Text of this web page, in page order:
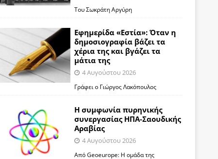
Του Σωκράτη Αργύρη
Εφημερίδα «Εστία»: Όταν η
δημοσιογραφία βάζει τα
χέρια της και βγάζει τα
μάτια της
4 Αυγούστου 2026
Γράφει ο Γιώργος Λακόπουλος
Η συμφωνία πυρηνικής
συνεργασίας ΗΠΑ-Σαουδικής
Αραβίας
4 Αυγούστου 2026
Από Geoeurope: H ομάδα της